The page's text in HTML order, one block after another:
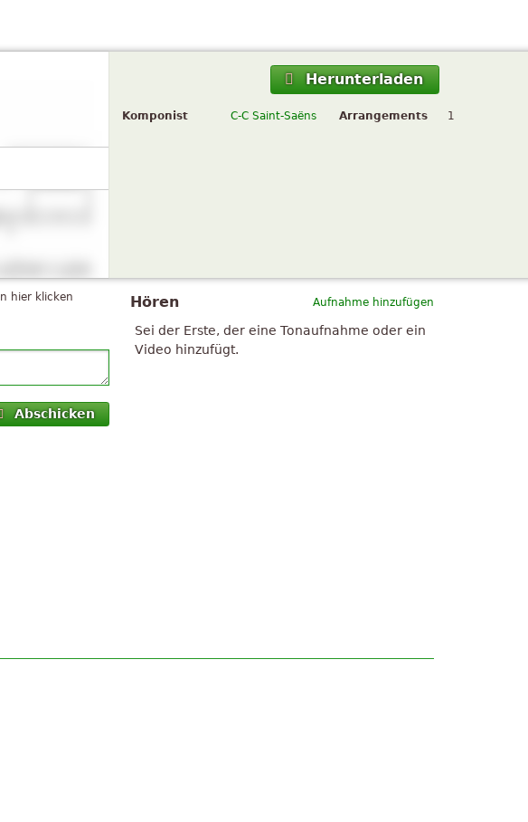
Herunterladen
Komponist C-C Saint-Saëns Arrangements 1
Aufnahme hinzufügen
Hören
Sei der Erste, der eine Tonaufnahme oder ein
Video hinzufügt.
hier klicken
Abschicken